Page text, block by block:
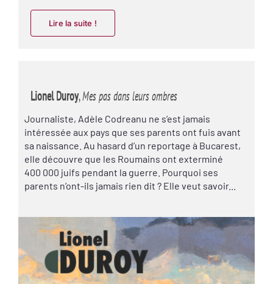
Lire la suite !
Lionel Duroy,Mes pas dans leurs ombres
Journaliste, Adèle Codreanu ne s’est jamais
intéressée aux pays que ses parents ont fuis avant
sa naissance. Au hasard d’un reportage à Bucarest,
elle découvre que les Roumains ont exterminé
400 000 juifs pendant la guerre. Pourquoi ses
parents n’ont-ils jamais rien dit ? Elle veut savoir...